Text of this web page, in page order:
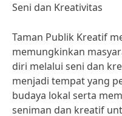
Seni dan Kreativitas
Taman Publik Kreatif
memungkinkan
diri melalui seni dan
menjadi tempat yang
budaya lokal serta
seniman dan kreatif